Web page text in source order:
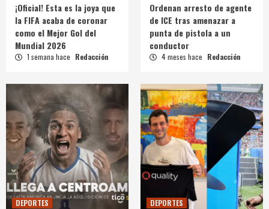
¡Oficial! Esta es la joya que
la FIFA acaba de coronar
como el Mejor Gol del
Mundial 2026
1 semana hace Redacción
Ordenan arresto de agente
de ICE tras amenazar a
punta de pistola a un
conductor
4 meses hace Redacción
DEPORTES DEPORTES